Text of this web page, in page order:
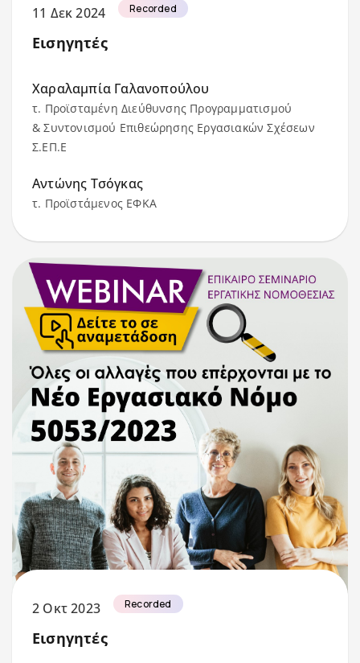
11 Δεκ 2024 Recorded
Εισηγητές
Χαραλαμπία Γαλανοπούλου
τ. Προϊσταμένη Διεύθυνσης Προγραμματισμού
& Συντονισμού Επιθεώρησης Εργασιακών Σχέσεων
Σ.ΕΠ.Ε
Αντώνης Τσόγκας
τ. Προϊστάμενος ΕΦΚΑ
2 Οκτ 2023 Recorded
Εισηγητές